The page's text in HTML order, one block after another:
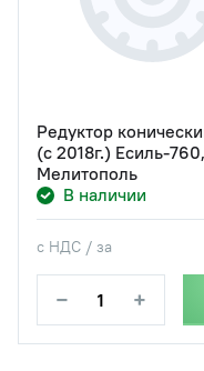
Редуктор
(с 2018г.) Есиль-
Мелитополь
В наличии
с НДС / за
− +